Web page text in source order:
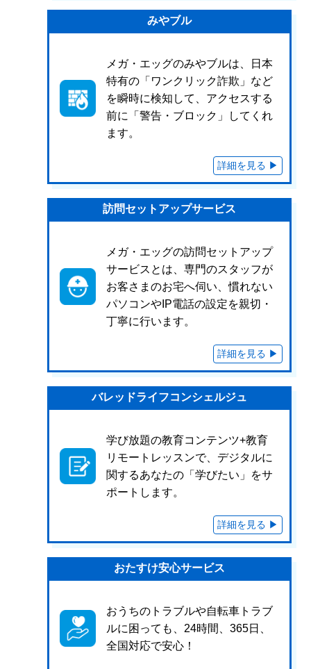
みやブル
メガ・エッグのみやブルは、日本
特有の「ワンクリック詐欺」など
を瞬時に検知して、アクセスする
前に「警告・ブロック」してくれ
ます。
訪問セットアップサービス
メガ・エッグの訪問セットアップ
サービスとは、専門のスタッフが
お客さまのお宅へ伺い、慣れない
パソコンやIP電話の設定を親切・
丁寧に行います。
バレッドライフコンシェルジュ
学び放題の教育コンテンツ+教育
リモートレッスンで、デジタルに
関するあなたの「学びたい」をサ
ポートします。
おたすけ安心サービス
おうちのトラブルや自転車トラブ
ルに困っても、24時間、365日、
全国対応で安心！